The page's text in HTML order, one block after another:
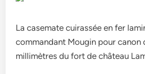
La casemate cuirassée en fer
commandant Mougin pour canon
millimètres du fort de château